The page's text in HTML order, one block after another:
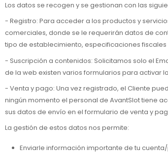
Los datos se recogen y se gestionan con las
- Registro: Para acceder a los productos y
comerciales, donde se le requerirán datos de
tipo de establecimiento, especificaciones
- Suscripción a contenidos: Solicitamos solo el
de la web existen varios formularios para activar
- Venta y pago: Una vez registrado, el Cliente
ningún momento el personal de AvantSlot tiene
sus datos de envío en el formulario de venta y
La gestión de estos datos nos permite:
Enviarle información importante de tu